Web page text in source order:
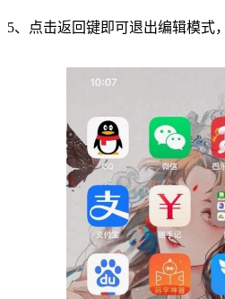
5、点击返回键即可退出编辑模式